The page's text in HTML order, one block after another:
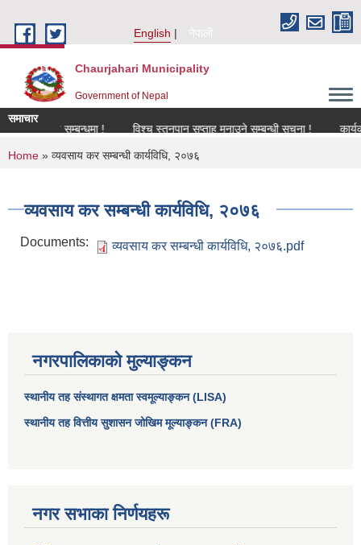
English
नेपाली
Chaurjahari Municipality
Government of Nepal
समाचार
नविकरण सम्बन्धमा !
विश्च स्तनपान सप्ताह मनाउने सम्बन्धी सूचना !
You are here
Home » व्यवसाय कर सम्बन्धी कार्यविधि, २०७६
व्यवसाय कर सम्बन्धी कार्यविधि, २०७६
Documents: व्यवसाय कर सम्बन्धी कार्यविधि, २०७६.pdf
नगरपालिकाको मुल्याङ्कन
स्थानीय तह संस्थागत क्षमता स्वमूल्याङ्कन (LISA)
स्थानीय तह वित्तीय सुशासन जोखिम मूल्याङ्कन (FRA)
नगर सभाका निर्णयहरू